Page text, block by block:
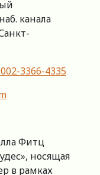
канала
3366-4335
Фитц
носящая
в рамках